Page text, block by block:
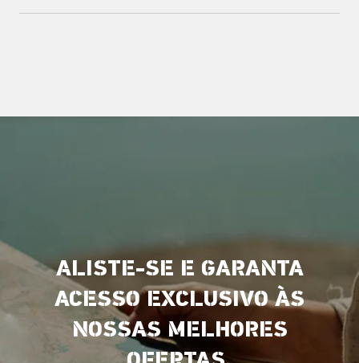
ALISTE-SE E GARANTA
ACESSO EXCLUSIVO ÀS
NOSSAS MELHORES